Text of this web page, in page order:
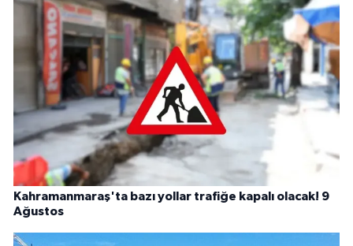
Kahramanmaraş'ta bazı yollar trafiğe kapalı olacak! 9
Ağustos